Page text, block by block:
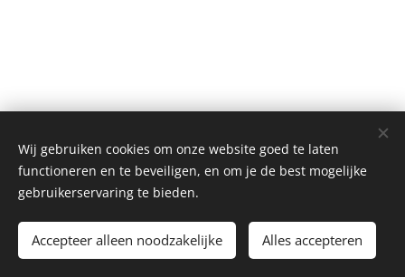
Cookies
Wij gebruiken cookies om onze website goed te laten
functioneren en te beveiligen, en om je de best mogelijke
gebruikerservaring te bieden.
Accepteer alleen noodzakelijke Alles accepteren